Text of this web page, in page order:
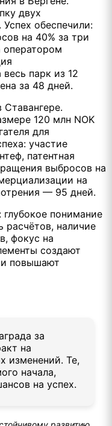
двух
обеспечили:
на 40% за три
оператором
парк из 12
за 48 дней.
120 млн NOK
для
участие
патентная
выбросов на
на
— 95 дней.
понимание
расчётов, наличие
фокус на
создают
и повышают
за
на
изменений. Те,
начала,
на успех.